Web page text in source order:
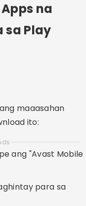
na
Play
maaasahan
ito:
ang "Avast Mobile
para sa